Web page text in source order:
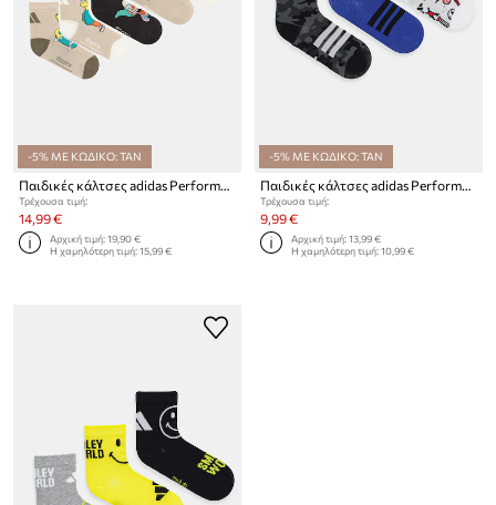
-5% ΜΕ ΚΩΔΙΚΟ: TAN
Παιδικές κάλτσες adidas Performance 5-pack
Τρέχουσα τιμή:
14,99 €
Αρχική τιμή:19,90 €
Η χαμηλότερη τιμή:15,99 €
-5% ΜΕ ΚΩΔΙΚΟ: TAN
Παιδικές κάλτσες adidas Performance 3-pack
Τρέχουσα τιμή:
9,99 €
Αρχική τιμή:13,99 €
Η χαμηλότερη τιμή:10,99 €